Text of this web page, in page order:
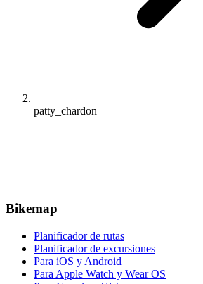
patty_chardon
Bikemap
Planificador de rutas
Planificador de excursiones
Para iOS y Android
Para Apple Watch y Wear OS